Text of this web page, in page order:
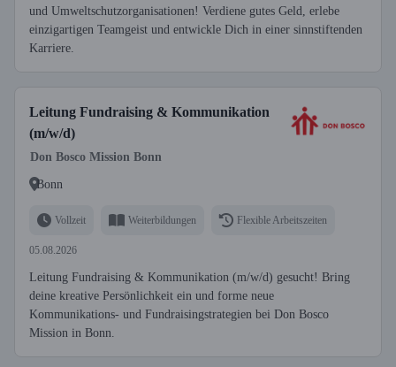
und Umweltschutzorganisationen! Verdiene gutes Geld, erlebe
einzigartigen Teamgeist und entwickle Dich in einer sinnstiftenden
Karriere.
Leitung Fundraising & Kommunikation
(m/w/d)
Don Bosco Mission Bonn
Bonn
Vollzeit Weiterbildungen Flexible Arbeitszeiten
05.08.2026
Leitung Fundraising & Kommunikation (m/w/d) gesucht! Bring
deine kreative Persönlichkeit ein und forme neue
Kommunikations- und Fundraisingstrategien bei Don Bosco
Mission in Bonn.